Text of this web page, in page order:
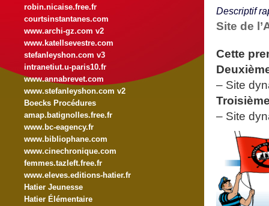
Descriptif
Site de
Cette
– Site
– Site
robin.nicaise.free.fr
courtsinstantanes.com
www.archi-gz.com v2
www.katellsevestre.com
stefanleyshon.com v3
intranetiut.u-paris10.fr
www.annabrevet.com
www.stefanleyshon.com v2
Boecks Procédures
amap.batignolles.free.fr
www.bc-eagency.fr
www.bibliophane.com
www.cinechronique.com
femmes.tazleft.free.fr
www.eleves.editions-hatier.fr
Hatier Jeunesse
Hatier Élémentaire